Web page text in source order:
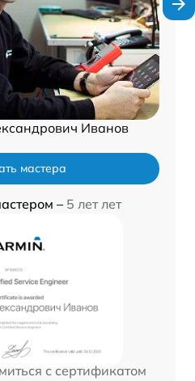
Иванов
мастера
– 5 лет лет
с сертификатом